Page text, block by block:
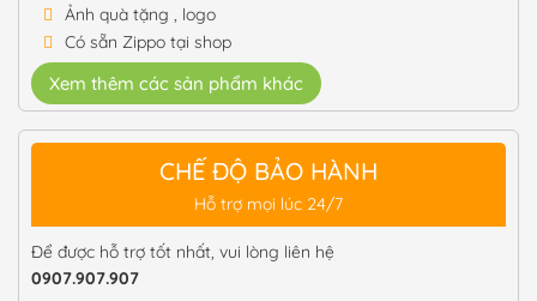
Ảnh quà tặng , logo
Có sẵn Zippo tại shop
Xem thêm các sản phẩm khác
CHẾ ĐỘ BẢO HÀNH
Hỗ trợ mọi lúc 24/7
Để được hỗ trợ tốt nhất, vui lòng liên hệ
0907.907.907